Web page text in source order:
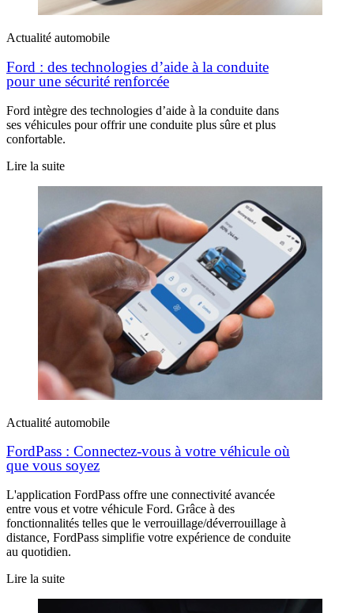
Actualité automobile
Ford : des technologies d’aide à la conduite
pour une sécurité renforcée
Ford intègre des technologies d’aide à la conduite dans
ses véhicules pour offrir une conduite plus sûre et plus
confortable.
Lire la suite
Actualité automobile
FordPass : Connectez-vous à votre véhicule où
que vous soyez
L'application FordPass offre une connectivité avancée
entre vous et votre véhicule Ford. Grâce à des
fonctionnalités telles que le verrouillage/déverrouillage à
distance, FordPass simplifie votre expérience de conduite
au quotidien.
Lire la suite